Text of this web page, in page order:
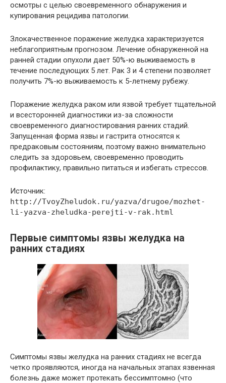
осмотры с целью своевременного обнаружения и
купирования рецидива патологии.
Злокачественное поражение желудка характеризуется
неблагоприятным прогнозом. Лечение обнаруженной на
ранней стадии опухоли дает 50%-ю выживаемость в
течение последующих 5 лет. Рак 3 и 4 степени позволяет
получить 7%-ю выживаемость к 5-летнему рубежу.
Поражение желудка раком или язвой требует тщательной
и всесторонней диагностики из-за сложности
своевременного диагностирования ранних стадий.
Запущенная форма язвы и гастрита относятся к
предраковым состояниям, поэтому важно внимательно
следить за здоровьем, своевременно проводить
профилактику, правильно питаться и избегать стрессов.
Источник:
http://TvoyZheludok.ru/yazva/drugoe/mozhet-
li-yazva-zheludka-perejti-v-rak.html
Первые симптомы язвы желудка на
ранних стадиях
Симптомы язвы желудка на ранних стадиях не всегда
четко проявляются, иногда на начальных этапах язвенная
болезнь даже может протекать бессимптомно (что